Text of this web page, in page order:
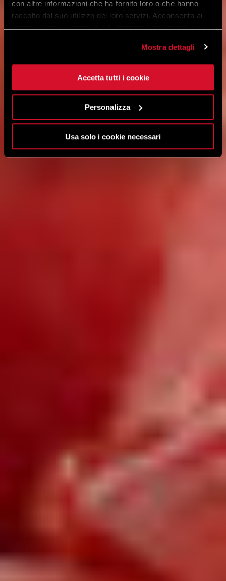
con altre informazioni che ha fornito loro o che hanno
raccolto dal suo utilizzo dei loro servizi. Acconsenta ai
nostri cookie se continua ad utilizzare il nostro sito web.
Mostra dettagli
Accetta tutti i cookie
Personalizza
Usa solo i cookie necessari